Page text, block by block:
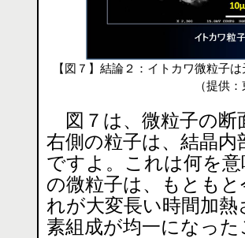
【図７】結論２：イトカワ微粒子
（提供
図７は、微粒子の断
右側の粒子は、結晶
ですよ。これは何を
の微粒子は、もとも
れが大変長い時間加
素組成が均一になっ